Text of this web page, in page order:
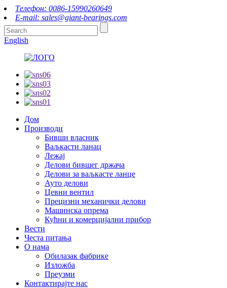
Телефон: 0086-15990260649
E-mail: sales@giant-bearings.com
English
Дом
Производи
Бивши власник
Ваљкасти ланац
Лежај
Делови бившег држача
Делови за ваљкасте ланце
Ауто делови
Цевни вентил
Прецизни механички делови
Машинска опрема
Кућни и комерцијални прибор
Вести
Честа питања
О нама
Обилазак фабрике
Изложба
Преузми
Контактирајте нас